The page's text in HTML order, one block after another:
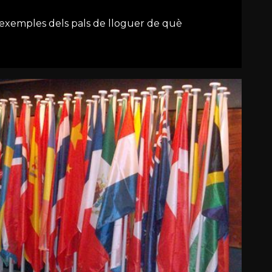
dels pals de lloguer de què